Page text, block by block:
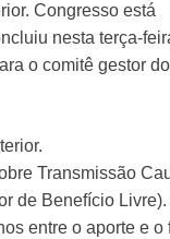
Congresso está
nesta terça-
o comitê gestor do
Transmissão
de Benefício Livre).
entre o aporte e o